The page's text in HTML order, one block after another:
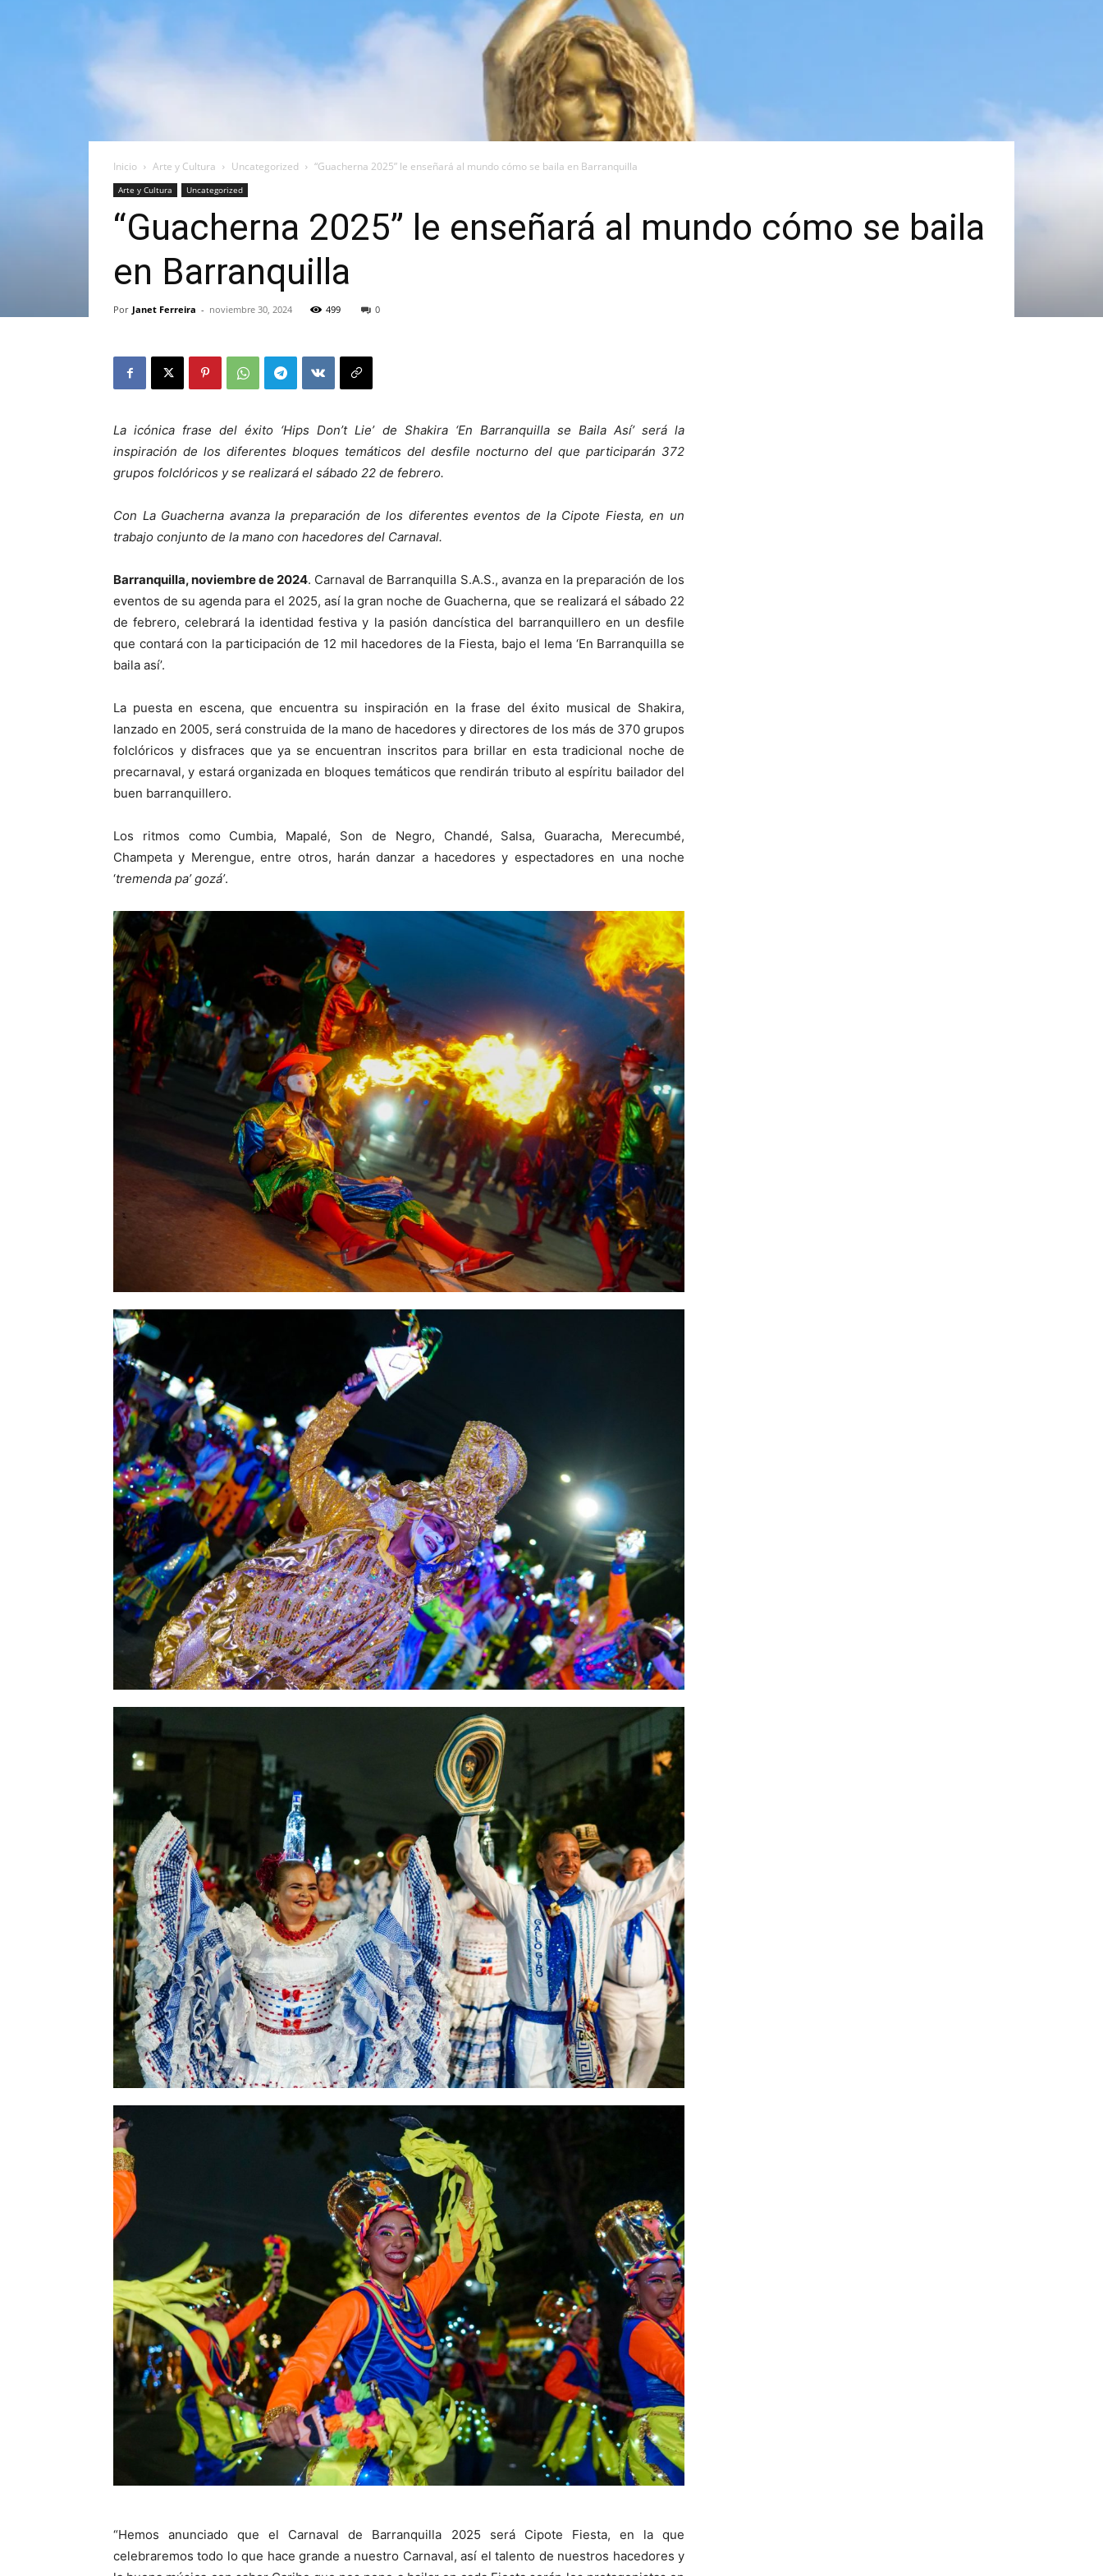
Inicio Arte y Cultura Uncategorized “Guacherna 2025” le enseñará al mundo cómo se baila en Barranquilla
Arte y Cultura Uncategorized
“Guacherna 2025” le enseñará al mundo cómo se baila
en Barranquilla
Por Janet Ferreira - noviembre 30, 2024 499 0
La icónica frase del éxito ‘Hips Don’t Lie’ de Shakira ‘En Barranquilla se Baila Así’ será la
inspiración de los diferentes bloques temáticos del desfile nocturno del que participarán 372
grupos folclóricos y se realizará el sábado 22 de febrero.
Con La Guacherna avanza la preparación de los diferentes eventos de la Cipote Fiesta, en un
trabajo conjunto de la mano con hacedores del Carnaval.
Barranquilla, noviembre de 2024. Carnaval de Barranquilla S.A.S., avanza en la preparación de los
eventos de su agenda para el 2025, así la gran noche de Guacherna, que se realizará el sábado 22
de febrero, celebrará la identidad festiva y la pasión dancística del barranquillero en un desfile
que contará con la participación de 12 mil hacedores de la Fiesta, bajo el lema ‘En Barranquilla se
baila así’.
La puesta en escena, que encuentra su inspiración en la frase del éxito musical de Shakira,
lanzado en 2005, será construida de la mano de hacedores y directores de los más de 370 grupos
folclóricos y disfraces que ya se encuentran inscritos para brillar en esta tradicional noche de
precarnaval, y estará organizada en bloques temáticos que rendirán tributo al espíritu bailador del
buen barranquillero.
Los ritmos como Cumbia, Mapalé, Son de Negro, Chandé, Salsa, Guaracha, Merecumbé,
Champeta y Merengue, entre otros, harán danzar a hacedores y espectadores en una noche
‘tremenda pa’ gozá’.
“Hemos anunciado que el Carnaval de Barranquilla 2025 será Cipote Fiesta, en la que
celebraremos todo lo que hace grande a nuestro Carnaval, así el talento de nuestros hacedores y